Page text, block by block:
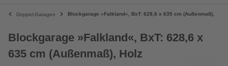
Doppel-Garagen Blockgarage »Falkland«, BxT: 628,6 x 635 cm (Außenmaß), Holz
Blockgarage »Falkland«, BxT: 628,6 x
635 cm (Außenmaß), Holz